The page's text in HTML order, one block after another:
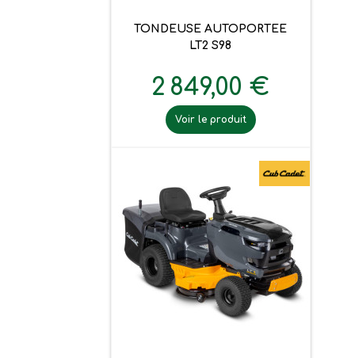
TONDEUSE AUTOPORTEE
LT2 S98
2 849,00 €
Voir le produit